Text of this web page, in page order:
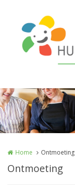
Home Ontmoeting
Ontmoeting